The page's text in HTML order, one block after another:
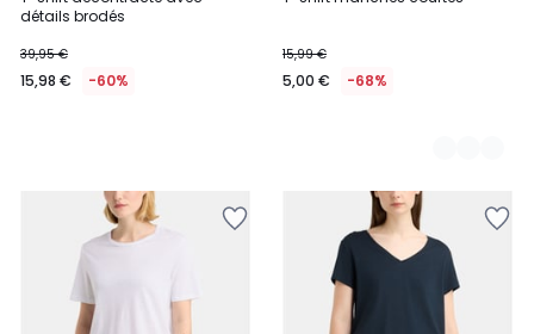
détails brodés
39,95 €
15,98 € -60%
15,99 €
5,00 € -68%